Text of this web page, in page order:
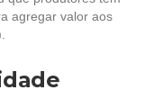
agregar valor aos